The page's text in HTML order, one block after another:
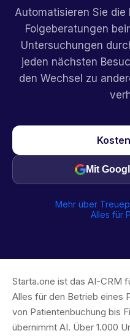
Automatisieren Sie
Folgeberatungen
Untersuchungen
jeden nächsten
den Wechsel zu
Mit
Mehr über
Alles für
Starta.one ist das AI-CRM
Alles für den Betrieb eines
von Patientenbuchung bis
übernimmt AI. Über 1.000